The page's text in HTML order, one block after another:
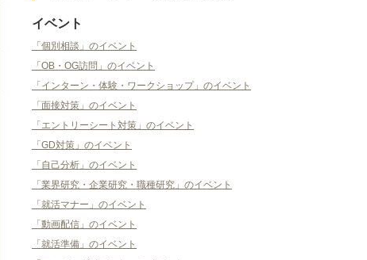
イベント
「個別相談」のイベント
「OB・OG訪問」のイベント
「インターン・体験・ワークショップ」のイベント
「面接対策」のイベント
「エントリーシート対策」のイベント
「GD対策」のイベント
「自己分析」のイベント
「業界研究・企業研究・職種研究」のイベント
「就活マナー」のイベント
「動画配信」のイベント
「就活準備」のイベント